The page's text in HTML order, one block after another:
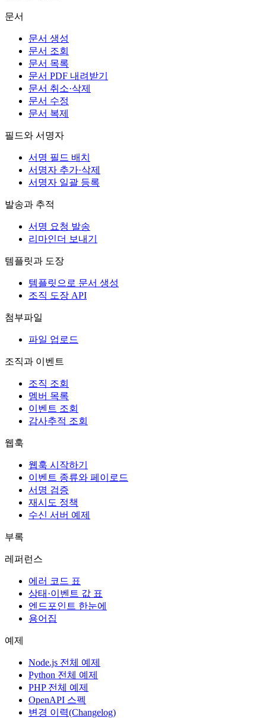
문서
문서 생성
문서 조회
문서 목록
문서 PDF 내려받기
문서 취소·삭제
문서 수정
문서 복제
필드와 서명자
서명 필드 배치
서명자 추가·삭제
서명자 일괄 등록
발송과 추적
서명 요청 발송
리마인더 보내기
템플릿과 도장
템플릿으로 문서 생성
조직 도장 API
첨부파일
파일 업로드
조직과 이벤트
조직 조회
멤버 목록
이벤트 조회
감사추적 조회
웹훅
웹훅 시작하기
이벤트 종류와 페이로드
서명 검증
재시도 정책
수신 서버 예제
부록
레퍼런스
에러 코드 표
상태·이벤트 값 표
엔드포인트 한눈에
용어집
예제
Node.js 전체 예제
Python 전체 예제
PHP 전체 예제
OpenAPI 스펙
변경 이력(Changelog)